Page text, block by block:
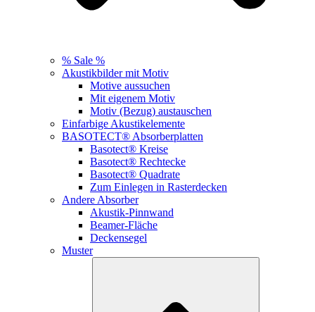
% Sale %
Akustikbilder mit Motiv
Motive aussuchen
Mit eigenem Motiv
Motiv (Bezug) austauschen
Einfarbige Akustikelemente
BASOTECT® Absorberplatten
Basotect® Kreise
Basotect® Rechtecke
Basotect® Quadrate
Zum Einlegen in Rasterdecken
Andere Absorber
Akustik-Pinnwand
Beamer-Fläche
Deckensegel
Muster